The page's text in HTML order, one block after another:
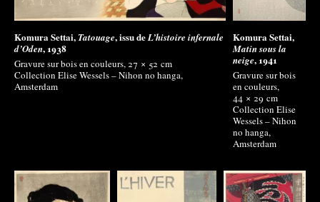
Komura Settai,Tatouage, issu deL’histoire infernale
d’Oden, 1938
Gravure sur bois en couleurs, 27 × 52 cm
Collection Elise Wessels – Nihon no hanga,
Amsterdam
Komura Settai,
Matin sous la
neige, 1941
Gravure sur bois
en couleurs,
44 × 29 cm
Collection Elise
Wessels – Nihon
no hanga,
Amsterdam